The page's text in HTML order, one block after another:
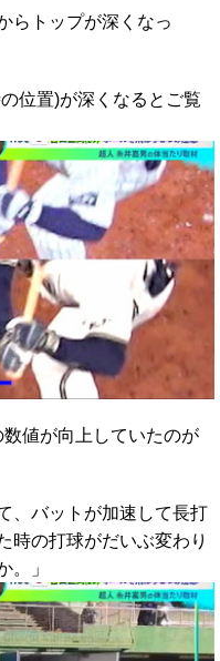
らトップが深くなっ
位置)が深くなるとご覧
値が向上していたのが
、バットが加速して長打
時の打球がだいぶ変わり
。」